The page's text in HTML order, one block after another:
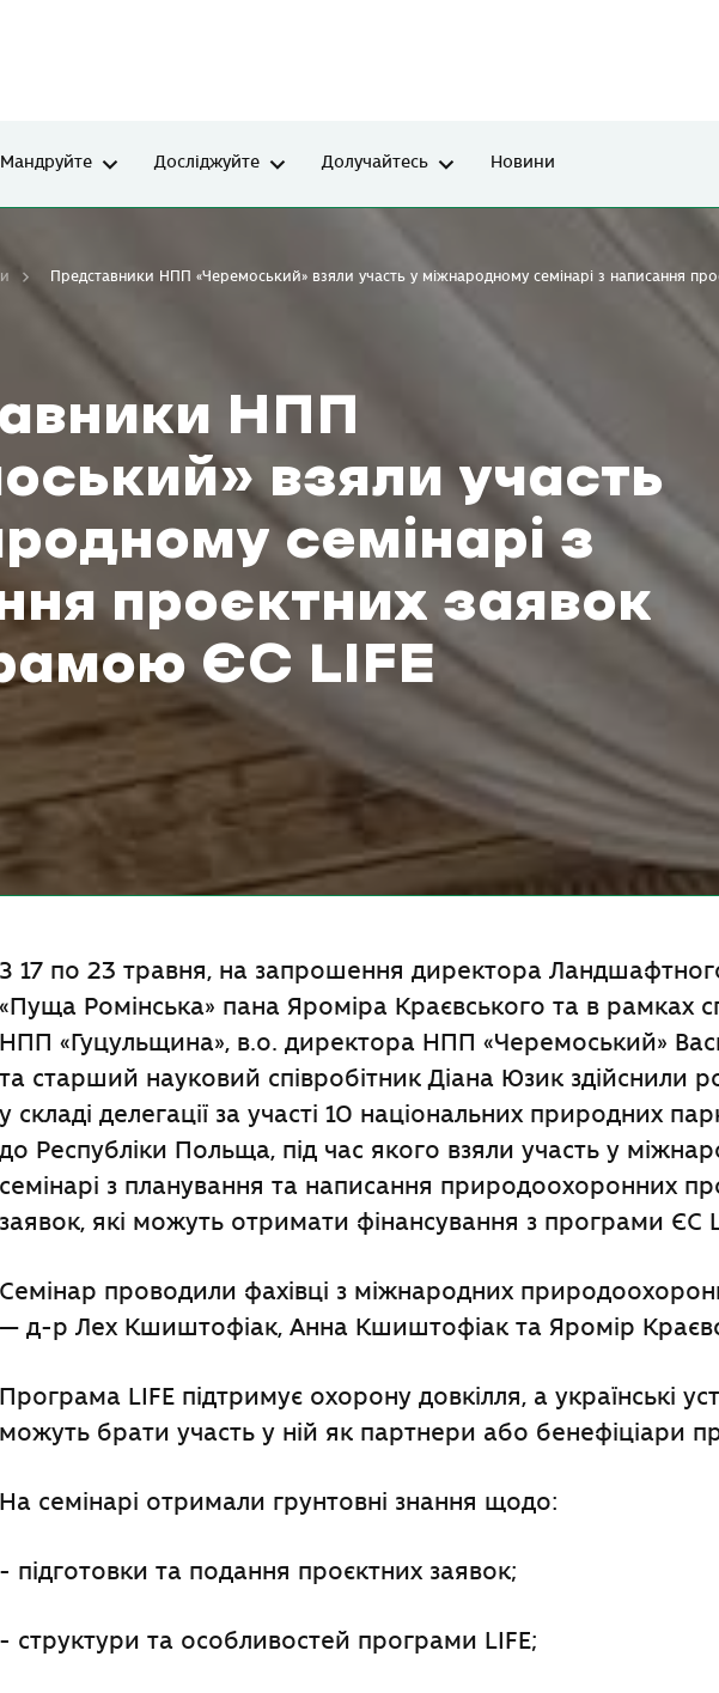
Мандруйте Досліджуйте Долучайтесь Новини
НПП
взяли участь
семінарі з
проєктних заявок
ЄС LIFE
Представники НПП «Черемоський» взяли участь у міжнародному семінарі з написання
З 17 по 23 травня, на запрошення директора
«Пуща Ромінська» пана Яроміра Краєвського та в рамках
НПП «Гуцульщина», в.о. директора НПП «Черемоський»
та старший науковий співробітник Діана Юзик здійснили
у складі делегації за участі 10 національних природних
до Республіки Польща, під час якого взяли участь у
семінарі з планування та написання природоохоронних
заявок, які можуть отримати фінансування з програми ЄС
Семінар проводили фахівці з міжнародних
— д-р Лех Кшиштофіак, Анна Кшиштофіак та Яромір
Програма LIFE підтримує охорону довкілля, а українські
можуть брати участь у ній як партнери або бенефіціари
На семінарі отримали грунтовні знання щодо:
- підготовки та подання проєктних заявок;
- структури та особливостей програми LIFE;